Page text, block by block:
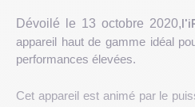
Dévoilé le 13 octobre 2020,
appareil haut de gamme idéal
performances élevées.
Cet appareil est animé par le